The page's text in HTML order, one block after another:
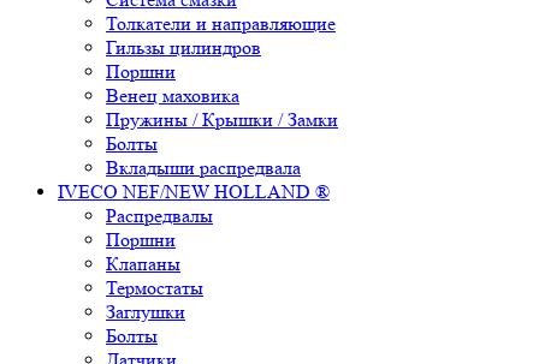
Толкатели и направляющие
Гильзы цилиндров
Поршни
Венец маховика
Пружины / Крышки / Замки
Болты
Вкладыши распредвала
IVECO NEF/NEW HOLLAND ®
Распредвалы
Поршни
Клапаны
Термостаты
Заглушки
Болты